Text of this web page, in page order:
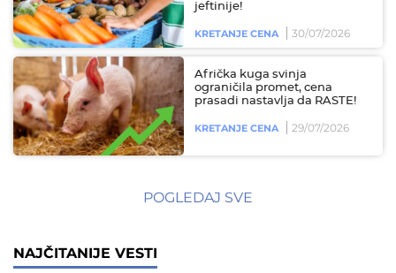
jeftinije!
KRETANJE CENA 30/07/2026
Afrička kuga svinja
ograničila promet, cena
prasadi nastavlja da RASTE!
KRETANJE CENA 29/07/2026
POGLEDAJ SVE
NAJČITANIJE VESTI